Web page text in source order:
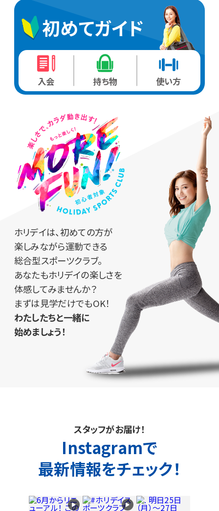
初めてガイド
入会 持ち物 使い方
ホリデイは、初めての方が
楽しみながら運動できる
総合型スポーツクラブ。
あなたもホリデイの楽しさを
体感してみませんか？
まずは見学だけでもOK！
わたしたちと一緒に
始めましょう！
スタッフがお届け！
Instagramで
最新情報をチェック！